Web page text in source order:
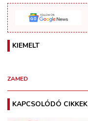
KIEMELT
ZAMED
KAPCSOLÓDÓ CIKKEK